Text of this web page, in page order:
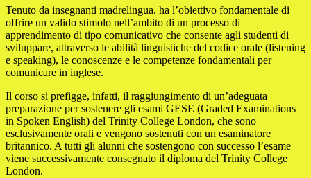
Tenuto da insegnanti madrelingua, ha l’obiettivo fondamentale di
offrire un valido stimolo nell’ambito di un processo di
apprendimento di tipo comunicativo che consente agli studenti di
sviluppare, attraverso le abilità linguistiche del codice orale (listening
e speaking), le conoscenze e le competenze fondamentali per
comunicare in inglese.
Il corso si prefigge, infatti, il raggiungimento di un’adeguata
preparazione per sostenere gli esami GESE (Graded Examinations
in Spoken English) del Trinity College London, che sono
esclusivamente orali e vengono sostenuti con un esaminatore
britannico. A tutti gli alunni che sostengono con successo l’esame
viene successivamente consegnato il diploma del Trinity College
London.